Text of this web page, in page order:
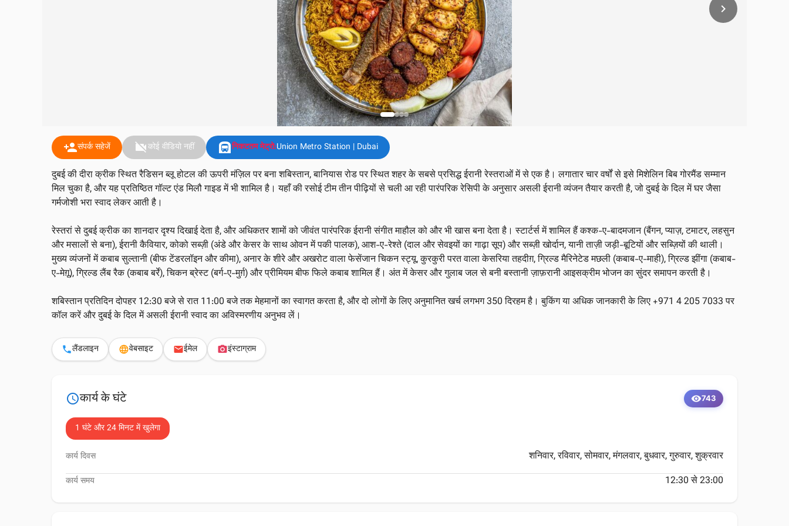
chevron_right
person_addसंपर्क सहेजें videocam_offकोई वीडियो नहीं subwayनिकटतम मेट्रो:Union Metro Station | Dubai
दुबई की दीरा क्रीक स्थित रैडिसन ब्लू होटल की ऊपरी मंज़िल पर बना शबिस्तान, बानियास रोड पर स्थित शहर के सबसे प्रसिद्ध ईरानी रेस्तराओं में से एक है। लगातार चार वर्षों से इसे मिशेलिन बिब गोरमैंड सम्मान
मिल चुका है, और यह प्रतिष्ठित गॉल्ट एंड मिलौ गाइड में भी शामिल है। यहाँ की रसोई टीम तीन पीढ़ियों से चली आ रही पारंपरिक रेसिपी के अनुसार असली ईरानी व्यंजन तैयार करती है, जो दुबई के दिल में घर जैसा
गर्मजोशी भरा स्वाद लेकर आती है।
रेस्तरां से दुबई क्रीक का शानदार दृश्य दिखाई देता है, और अधिकतर शामों को जीवंत पारंपरिक ईरानी संगीत माहौल को और भी खास बना देता है। स्टार्टर्स में शामिल हैं कश्क-ए-बादमजान (बैंगन, प्याज़, टमाटर, लहसुन
और मसालों से बना), ईरानी कैवियार, कोको सब्ज़ी (अंडे और केसर के साथ ओवन में पकी पालक), आश-ए-रेश्ते (दाल और सेवइयों का गाढ़ा सूप) और सब्ज़ी खोर्दान, यानी ताज़ी जड़ी-बूटियों और सब्ज़ियों की थाली।
मुख्य व्यंजनों में कबाब सुल्तानी (बीफ टेंडरलॉइन और कीमा), अनार के शीरे और अखरोट वाला फेसेंजान चिकन स्ट्यू, कुरकुरी परत वाला केसरिया तहदीग़, ग्रिल्ड मैरिनेटेड मछली (कबाब-ए-माही), ग्रिल्ड झींगा (कबाब-
ए-मेग़ू), ग्रिल्ड लैंब रैक (कबाब बर्रे), चिकन ब्रेस्ट (बर्ग-ए-मुर्ग़) और प्रीमियम बीफ फिले कबाब शामिल हैं। अंत में केसर और गुलाब जल से बनी बस्तानी ज़ाफ़रानी आइसक्रीम भोजन का सुंदर समापन करती है।
शबिस्तान प्रतिदिन दोपहर 12:30 बजे से रात 11:00 बजे तक मेहमानों का स्वागत करता है, और दो लोगों के लिए अनुमानित खर्च लगभग 350 दिरहम है। बुकिंग या अधिक जानकारी के लिए +971 4 205 7033 पर
कॉल करें और दुबई के दिल में असली ईरानी स्वाद का अविस्मरणीय अनुभव लें।
phoneलैंडलाइन languageवेबसाइट emailईमेल photo_cameraइंस्टाग्राम
scheduleकार्य के घंटे visibility743
1 घंटे और 24 मिनट में खुलेगा
कार्य दिवस शनिवार, रविवार, सोमवार, मंगलवार, बुधवार, गुरुवार, शुक्रवार
कार्य समय 12:30 से 23:00